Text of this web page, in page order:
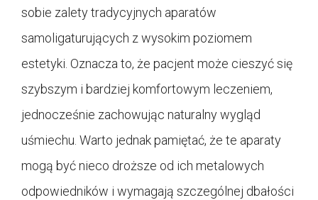
sobie zalety tradycyjnych aparatów
samoligaturujących z wysokim poziomem
estetyki. Oznacza to, że pacjent może cieszyć się
szybszym i bardziej komfortowym leczeniem,
jednocześnie zachowując naturalny wygląd
uśmiechu. Warto jednak pamiętać, że te aparaty
mogą być nieco droższe od ich metalowych
odpowiedników i wymagają szczególnej dbałości